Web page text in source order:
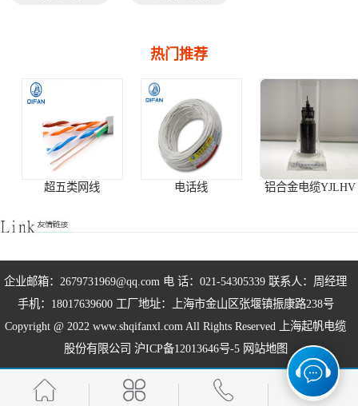
网络通讯电缆
新鲜产品
变频电缆 变频电缆BPYJVP 2
铝芯铠装电缆 阻燃电缆
热门推荐
超五类网线 电话线 铝合金电缆YJLHV
矿物绝缘电缆NG-A 矿物绝缘电缆BTLY 防火电缆BBTRZ
企业邮箱：2679731969@qq.com 电 话：021-54305339 联系人：周经理
手机：18017639600 工厂地址：上海市金山区张堰镇振康路238号
Copyright @ 2022 www.shqifanxl.com All Rights Reserved 上海起帆电缆
股份有限公司 沪ICP备12013646号-5 网站地图